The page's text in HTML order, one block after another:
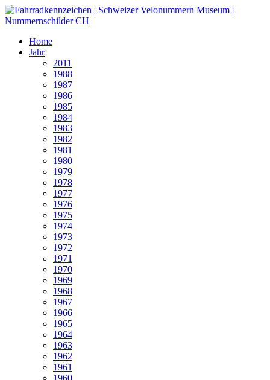
Home
Jahr
2011
1988
1987
1986
1985
1984
1983
1982
1981
1980
1979
1978
1977
1976
1975
1974
1973
1972
1971
1970
1969
1968
1967
1966
1965
1964
1963
1962
1961
1960